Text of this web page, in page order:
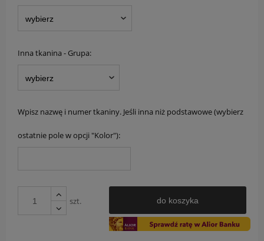
Inna tkanina - Grupa:
Wpisz nazwę i numer tkaniny. Jeśli inna niż podstawowe (wybierz
ostatnie pole w opcji "Kolor"):
szt. do koszyka